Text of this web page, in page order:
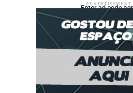
ADVERTISEMENT
Enter ad code